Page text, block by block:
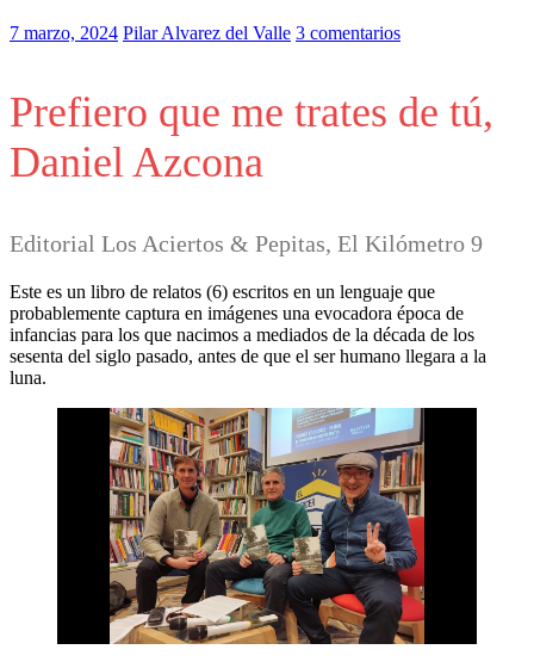
7 marzo, 2024 Pilar Alvarez del Valle 3 comentarios
Prefiero que me trates de tú,
Daniel Azcona
Editorial Los Aciertos & Pepitas, El Kilómetro 9
Este es un libro de relatos (6) escritos en un lenguaje que
probablemente captura en imágenes una evocadora época de
infancias para los que nacimos a mediados de la década de los
sesenta del siglo pasado, antes de que el ser humano llegara a la
luna.